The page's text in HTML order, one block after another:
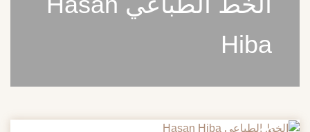
Hiba